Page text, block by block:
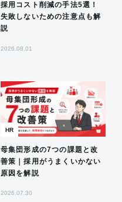
採用コスト削減の手法5選！
失敗しないための注意点も解
説
2026.08.01
HR
母集団形成の7つの課題と改
善策｜採用がうまくいかない
原因を解説
2026.07.30